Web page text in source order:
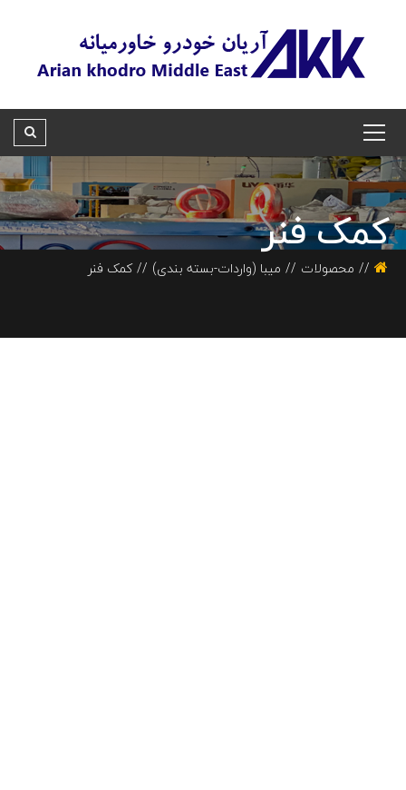
کمک فنر
محصولات میبا (واردات-بسته بندی) کمک فنر